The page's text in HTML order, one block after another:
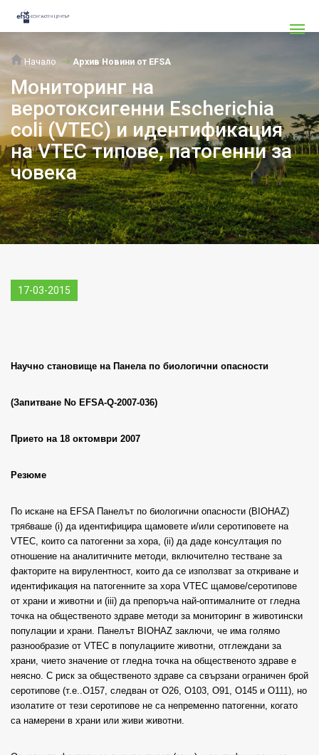
Начало Архив Новини от EFSA
Мониторинг на
веротоксигенни Escherichia
coli (VTEC) и идентификация
на VTEC типове, патогенни за
човека
17-03-2015
Научно становище на Панела по биологични опасности
(Запитване No EFSA-Q-2007-036)
Прието на 18 октомври 2007
Резюме
По искане на EFSA Панелът по биологични опасности (BIOHAZ)
трябваше (i) да идентифицира щамовете и/или серотиповете на
VTEC, които са патогенни за хора, (ii) да даде консултация по
отношение на аналитичните методи, включително тестване за
факторите на вирулентност, които да се използват за откриване и
идентификация на патогенните за хора VTEC щамове/серотипове
от храни и животни и (iii) да препоръча най-оптималните от гледна
точка на общественото здраве методи за мониторинг в животински
популации и храни. Панелът BIOHAZ заключи, че има голямо
разнообразие от VTEC в популациите животни, отглеждани за
храни, чието значение от гледна точка на общественото здраве е
неясно. С риск за общественото здраве са свързани ограничен брой
серотипове (т.е..O157, следван от O26, O103, O91, O145 и O111), но
изолатите от тези серотипове не са непременно патогенни, когато
са намерени в храни или живи животни.